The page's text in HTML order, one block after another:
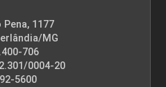
1177
MG
706
0004-20
5600